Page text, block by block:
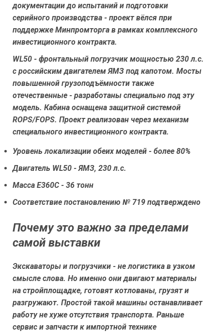
документации до испытаний и подготовки
серийного производства - проект вёлся при
поддержке Минпромторга в рамках комплексного
инвестиционного контракта.
WL50 - фронтальный погрузчик мощностью 230 л.с.
с российским двигателем ЯМЗ под капотом. Мосты
повышенной грузоподъёмности также
отечественные - разработаны специально под эту
модель. Кабина оснащена защитной системой
ROPS/FOPS. Проект реализован через механизм
специального инвестиционного контракта.
Уровень локализации обеих моделей - более 80%
Двигатель WL50 - ЯМЗ, 230 л.с.
Масса Е360С - 36 тонн
Соответствие постановлению № 719 подтверждено
Почему это важно за пределами
самой выставки
Экскаваторы и погрузчики - не логистика в узком
смысле слова. Но именно они двигают материалы
на стройплощадке, готовят котлованы, грузят и
разгружают. Простой такой машины останавливает
работу не хуже отсутствия транспорта. Раньше
сервис и запчасти к импортной технике